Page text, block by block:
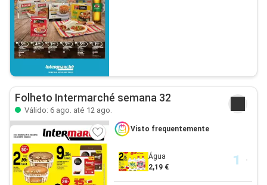
Folheto Intermarché semana 32
Válido: 6 ago. até 12 ago.
Visto frequentemente
Água
2,19 €